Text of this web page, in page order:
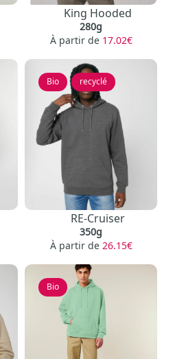
King Hooded
280g
À partir de 17.02€
Bio , recyclé
RE-Cruiser
350g
À partir de 26.15€
Bio